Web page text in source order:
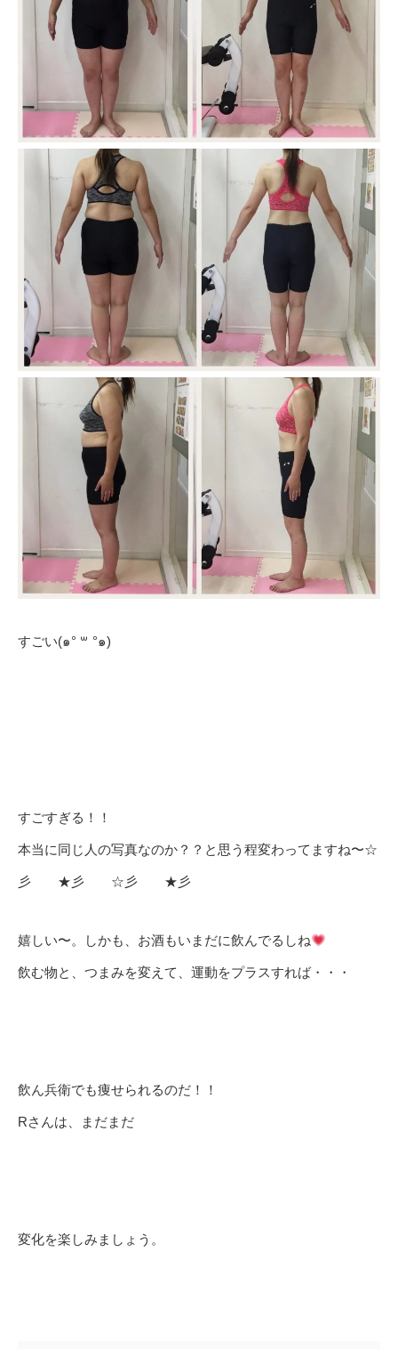
すごい(๑° ꒳ °๑)
すごすぎる！！
本当に同じ人の写真なのか？？と思う程変わってますね〜☆
彡 ★彡 ☆彡 ★彡
嬉しい〜。しかも、お酒もいまだに飲んでるしね
飲む物と、つまみを変えて、運動をプラスすれば・・・
飲ん兵衛でも痩せられるのだ！！
Rさんは、まだまだ
変化を楽しみましょう。